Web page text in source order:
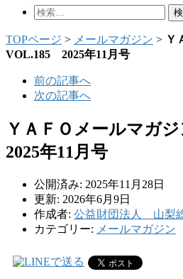
検
TOPページ > メールマガジン > Ｙ
VOL.185 2025年11月号
前の記事へ
次の記事へ
ＹＡＦＯメールマガ
2025年11月号
公開済み: 2025年11月28日
更新: 2026年6月9日
作成者: 公益財団法人 山梨
カテゴリー: メールマガジン